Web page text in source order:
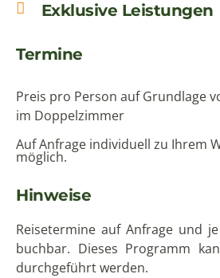
Exklusive Leistungen
Termine
Preis pro Person auf Grundlage
im Doppelzimmer
Auf Anfrage individuell zu Ihrem
möglich.
Hinweise
Reisetermine auf Anfrage und
buchbar. Dieses Programm
durchgeführt werden.